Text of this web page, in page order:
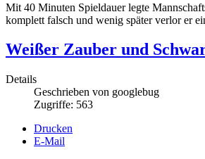
Mit 40 Minuten Spieldauer legte
komplett falsch und wenig später verlor er
Weißer Zauber und
Details
Geschrieben von googlebug
Zugriffe: 563
Drucken
E-Mail